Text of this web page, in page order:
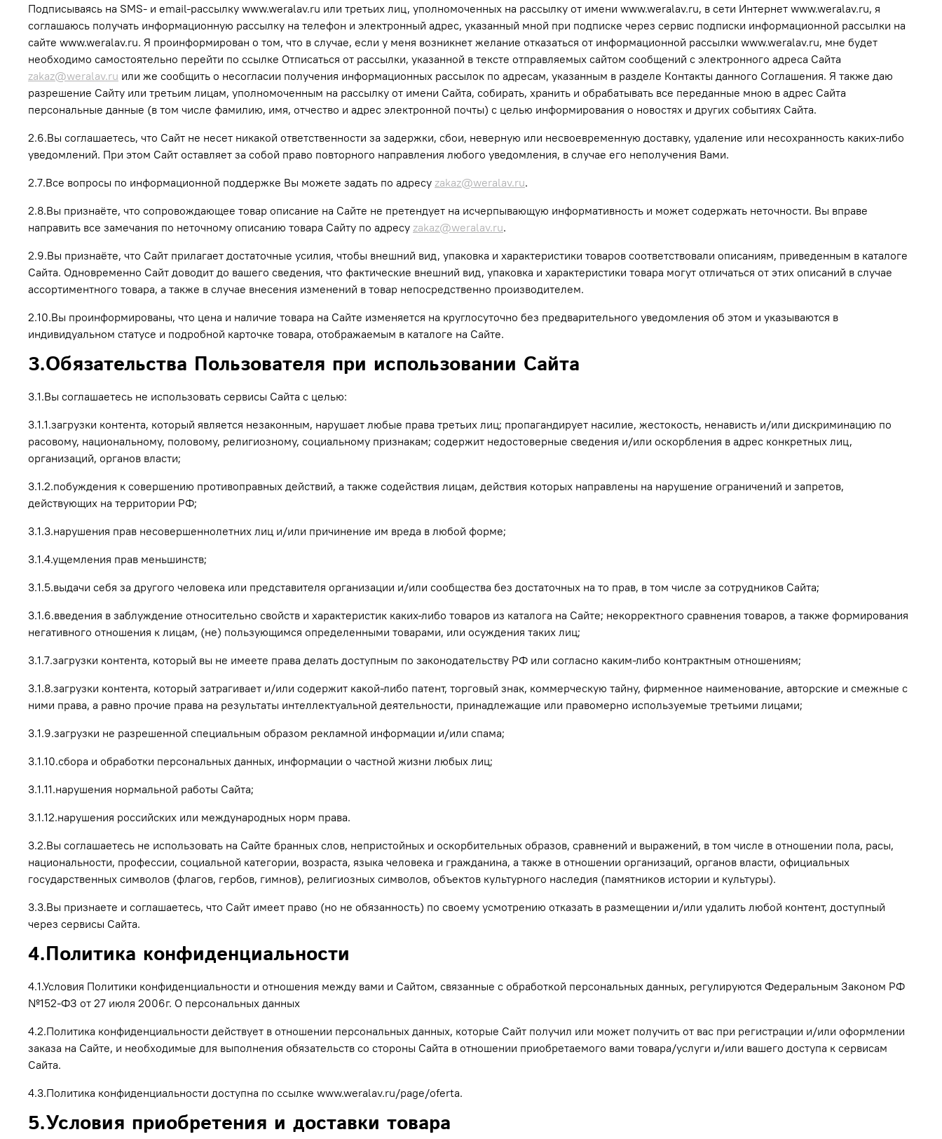
Подписываясь на SMS- и email-рассылку www.weralav.ru или третьих лиц, уполномоченных на рассылку от имени www.weralav.ru, в сети Интернет www.weralav.ru, я
соглашаюсь получать информационную рассылку на телефон и электронный адрес, указанный мной при подписке через сервис подписки информационной рассылки на
сайте www.weralav.ru. Я проинформирован о том, что в случае, если у меня возникнет желание отказаться от информационной рассылки www.weralav.ru, мне будет
необходимо самостоятельно перейти по ссылке Отписаться от рассылки, указанной в тексте отправляемых сайтом сообщений с электронного адреса Сайта
zakaz@weralav.ru или же сообщить о несогласии получения информационных рассылок по адресам, указанным в разделе Контакты данного Соглашения. Я также даю
разрешение Сайту или третьим лицам, уполномоченным на рассылку от имени Сайта, собирать, хранить и обрабатывать все переданные мною в адрес Сайта
персональные данные (в том числе фамилию, имя, отчество и адрес электронной почты) с целью информирования о новостях и других событиях Сайта.
2.6.Вы соглашаетесь, что Сайт не несет никакой ответственности за задержки, сбои, неверную или несвоевременную доставку, удаление или несохранность каких-либо
уведомлений. При этом Сайт оставляет за собой право повторного направления любого уведомления, в случае его неполучения Вами.
2.7.Все вопросы по информационной поддержке Вы можете задать по адресу zakaz@weralav.ru.
2.8.Вы признаёте, что сопровождающее товар описание на Сайте не претендует на исчерпывающую информативность и может содержать неточности. Вы вправе
направить все замечания по неточному описанию товара Сайту по адресу zakaz@weralav.ru.
2.9.Вы признаёте, что Сайт прилагает достаточные усилия, чтобы внешний вид, упаковка и характеристики товаров соответствовали описаниям, приведенным в каталоге
Сайта. Одновременно Сайт доводит до вашего сведения, что фактические внешний вид, упаковка и характеристики товара могут отличаться от этих описаний в случае
ассортиментного товара, а также в случае внесения изменений в товар непосредственно производителем.
2.10.Вы проинформированы, что цена и наличие товара на Сайте изменяется на круглосуточно без предварительного уведомления об этом и указываются в
индивидуальном статусе и подробной карточке товара, отображаемым в каталоге на Сайте.
3.Обязательства Пользователя при использовании Сайта
3.1.Вы соглашаетесь не использовать сервисы Сайта с целью:
3.1.1.загрузки контента, который является незаконным, нарушает любые права третьих лиц; пропагандирует насилие, жестокость, ненависть и/или дискриминацию по
расовому, национальному, половому, религиозному, социальному признакам; содержит недостоверные сведения и/или оскорбления в адрес конкретных лиц,
организаций, органов власти;
3.1.2.побуждения к совершению противоправных действий, а также содействия лицам, действия которых направлены на нарушение ограничений и запретов,
действующих на территории РФ;
3.1.3.нарушения прав несовершеннолетних лиц и/или причинение им вреда в любой форме;
3.1.4.ущемления прав меньшинств;
3.1.5.выдачи себя за другого человека или представителя организации и/или сообщества без достаточных на то прав, в том числе за сотрудников Сайта;
3.1.6.введения в заблуждение относительно свойств и характеристик каких-либо товаров из каталога на Сайте; некорректного сравнения товаров, а также формирования
негативного отношения к лицам, (не) пользующимся определенными товарами, или осуждения таких лиц;
3.1.7.загрузки контента, который вы не имеете права делать доступным по законодательству РФ или согласно каким-либо контрактным отношениям;
3.1.8.загрузки контента, который затрагивает и/или содержит какой-либо патент, торговый знак, коммерческую тайну, фирменное наименование, авторские и смежные с
ними права, а равно прочие права на результаты интеллектуальной деятельности, принадлежащие или правомерно используемые третьими лицами;
3.1.9.загрузки не разрешенной специальным образом рекламной информации и/или спама;
3.1.10.сбора и обработки персональных данных, информации о частной жизни любых лиц;
3.1.11.нарушения нормальной работы Сайта;
3.1.12.нарушения российских или международных норм права.
3.2.Вы соглашаетесь не использовать на Сайте бранных слов, непристойных и оскорбительных образов, сравнений и выражений, в том числе в отношении пола, расы,
национальности, профессии, социальной категории, возраста, языка человека и гражданина, а также в отношении организаций, органов власти, официальных
государственных символов (флагов, гербов, гимнов), религиозных символов, объектов культурного наследия (памятников истории и культуры).
3.3.Вы признаете и соглашаетесь, что Сайт имеет право (но не обязанность) по своему усмотрению отказать в размещении и/или удалить любой контент, доступный
через сервисы Сайта.
4.Политика конфиденциальности
4.1.Условия Политики конфиденциальности и отношения между вами и Сайтом, связанные с обработкой персональных данных, регулируются Федеральным Законом РФ
№152-ФЗ от 27 июля 2006г. О персональных данных
4.2.Политика конфиденциальности действует в отношении персональных данных, которые Сайт получил или может получить от вас при регистрации и/или оформлении
заказа на Сайте, и необходимые для выполнения обязательств со стороны Сайта в отношении приобретаемого вами товара/услуги и/или вашего доступа к сервисам
Сайта.
4.3.Политика конфиденциальности доступна по ссылке www.weralav.ru/page/oferta.
5.Условия приобретения и доставки товара